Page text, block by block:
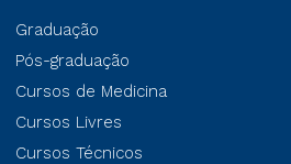
Graduação
Pós-graduação
Cursos de Medicina
Cursos Livres
Cursos Técnicos